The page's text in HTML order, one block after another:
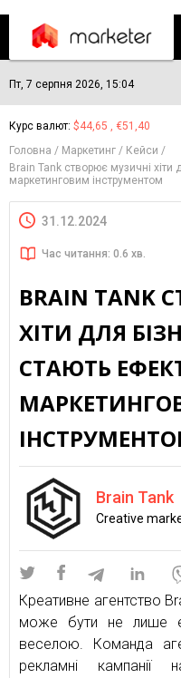
Пт, 7 серпня 2026, 15:04
Курс валют: $44,65 , €51,40
Головна
Маркетинг
Кейси
Brain Tank створює музичні хіти
маркетинговим інструментом
31.12.2024
Час читання: 0.6 хв.
BRAIN TANK
ХІТИ ДЛЯ
СТАЮТЬ
Brain Tank
Creative
Креативне агентство
може бути не лише
веселою. Команда
рекламні кампанії